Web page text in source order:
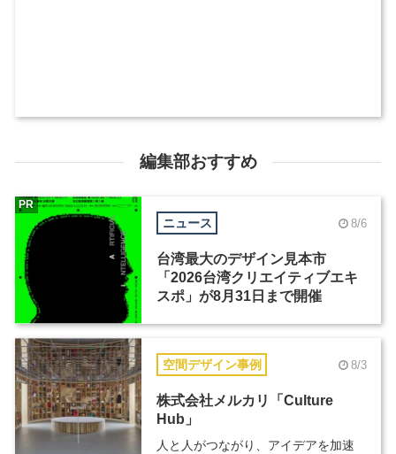
編集部おすすめ
ニュース 8/6
台湾最大のデザイン見本市
「2026台湾クリエイティブエキ
スポ」が8月31日まで開催
PR
空間デザイン事例 8/3
株式会社メルカリ「Culture
Hub」
人と人がつながり、アイデアを加速